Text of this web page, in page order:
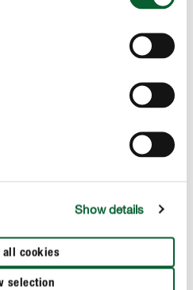
Show details
all cookies
selection
die Ernte vor dem ersten
und von Erdresten befreit
nicht gestapelt
sowie vor Mäusen